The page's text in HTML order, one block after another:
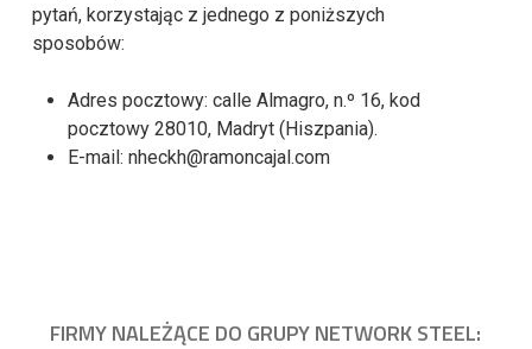
pytań, korzystając z jednego z poniższych
sposobów:
Adres pocztowy: calle Almagro, n.º 16, kod
pocztowy 28010, Madryt (Hiszpania).
E-mail: nheckh@ramoncajal.com
FIRMY NALEŻĄCE DO GRUPY NETWORK STEEL: